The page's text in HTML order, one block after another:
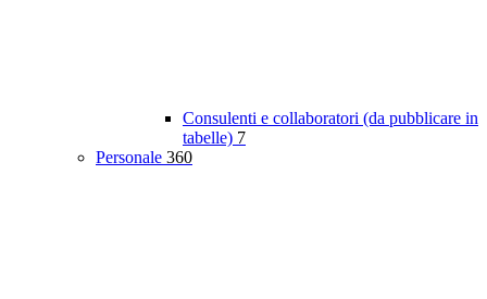
Consulenti e collaboratori (da pubblicare in
tabelle) 7
Personale 360